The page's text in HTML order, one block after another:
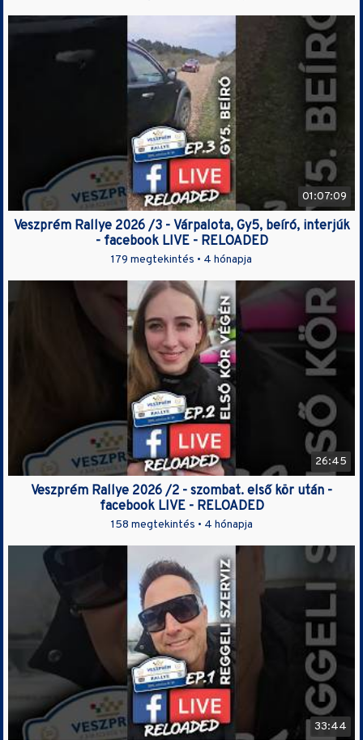
01:07:09
Veszprém Rallye 2026 /3 - Várpalota, Gy5, beíró, interjúk
- facebook LIVE - RELOADED
179 megtekintés • 4 hónapja
26:45
Veszprém Rallye 2026 /2 - szombat. első kör után -
facebook LIVE - RELOADED
158 megtekintés • 4 hónapja
33:44